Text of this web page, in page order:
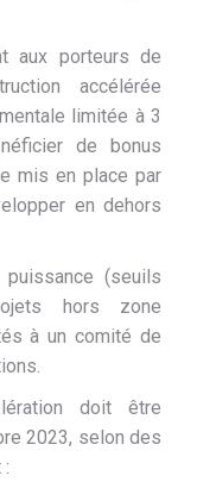
aux porteurs de
accélérée
limitée à 3
de bonus
mis en place par
en dehors
puissance (seuils
hors zone
à un comité de
doit être
2023, selon des